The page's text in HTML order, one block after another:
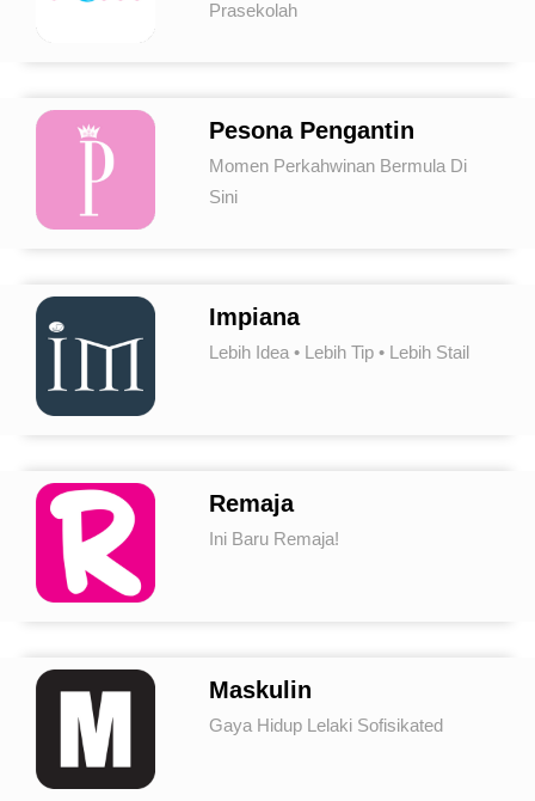
Prasekolah
Pesona Pengantin
Momen Perkahwinan Bermula Di
Sini
Impiana
Lebih Idea • Lebih Tip • Lebih Stail
Remaja
Ini Baru Remaja!
Maskulin
Gaya Hidup Lelaki Sofisikated